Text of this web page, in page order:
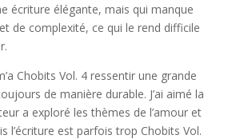
écriture élégante, mais qui manque
de complexité, ce qui le rend difficile
Chobits Vol. 4 ressentir une grande
de manière durable. J’ai aimé la
a exploré les thèmes de l’amour et
l’écriture est parfois trop Chobits Vol.